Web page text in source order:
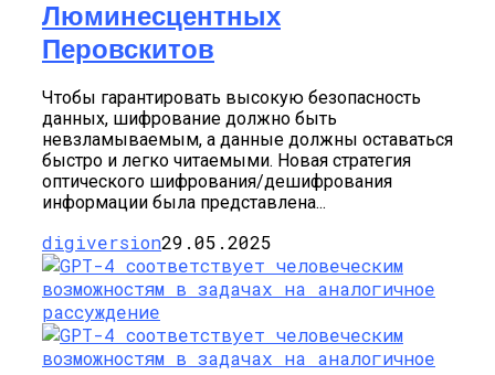
Люминесцентных
Перовскитов
Чтобы гарантировать высокую безопасность
данных, шифрование должно быть
невзламываемым, а данные должны оставаться
быстро и легко читаемыми. Новая стратегия
оптического шифрования/дешифрования
информации была представлена...
digiversion29.05.2025